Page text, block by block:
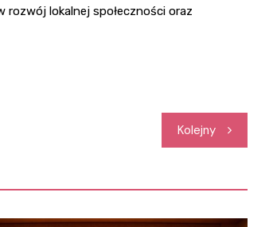
lokalnej społeczności oraz
Kolejny